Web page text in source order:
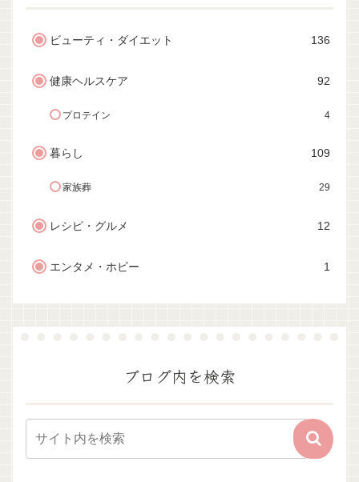
ビューティ・ダイエット 136
健康ヘルスケア 92
プロテイン 4
暮らし 109
家族葬 29
レシピ・グルメ 12
エンタメ・ホビー 1
ブログ内を検索